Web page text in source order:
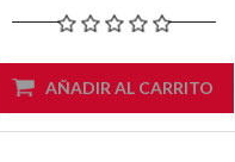
AÑADIR AL CARRITO